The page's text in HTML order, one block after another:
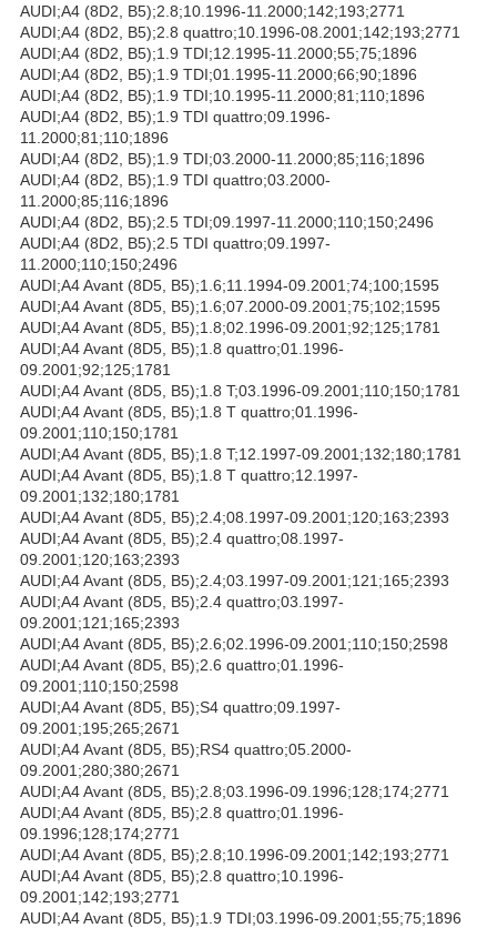
AUDI;A4 (8D2, B5);2.8;10.1996-11.2000;142;193;2771
AUDI;A4 (8D2, B5);2.8 quattro;10.1996-08.2001;142;193;2771
AUDI;A4 (8D2, B5);1.9 TDI;12.1995-11.2000;55;75;1896
AUDI;A4 (8D2, B5);1.9 TDI;01.1995-11.2000;66;90;1896
AUDI;A4 (8D2, B5);1.9 TDI;10.1995-11.2000;81;110;1896
AUDI;A4 (8D2, B5);1.9 TDI quattro;09.1996-
11.2000;81;110;1896
AUDI;A4 (8D2, B5);1.9 TDI;03.2000-11.2000;85;116;1896
AUDI;A4 (8D2, B5);1.9 TDI quattro;03.2000-
11.2000;85;116;1896
AUDI;A4 (8D2, B5);2.5 TDI;09.1997-11.2000;110;150;2496
AUDI;A4 (8D2, B5);2.5 TDI quattro;09.1997-
11.2000;110;150;2496
AUDI;A4 Avant (8D5, B5);1.6;11.1994-09.2001;74;100;1595
AUDI;A4 Avant (8D5, B5);1.6;07.2000-09.2001;75;102;1595
AUDI;A4 Avant (8D5, B5);1.8;02.1996-09.2001;92;125;1781
AUDI;A4 Avant (8D5, B5);1.8 quattro;01.1996-
09.2001;92;125;1781
AUDI;A4 Avant (8D5, B5);1.8 T;03.1996-09.2001;110;150;1781
AUDI;A4 Avant (8D5, B5);1.8 T quattro;01.1996-
09.2001;110;150;1781
AUDI;A4 Avant (8D5, B5);1.8 T;12.1997-09.2001;132;180;1781
AUDI;A4 Avant (8D5, B5);1.8 T quattro;12.1997-
09.2001;132;180;1781
AUDI;A4 Avant (8D5, B5);2.4;08.1997-09.2001;120;163;2393
AUDI;A4 Avant (8D5, B5);2.4 quattro;08.1997-
09.2001;120;163;2393
AUDI;A4 Avant (8D5, B5);2.4;03.1997-09.2001;121;165;2393
AUDI;A4 Avant (8D5, B5);2.4 quattro;03.1997-
09.2001;121;165;2393
AUDI;A4 Avant (8D5, B5);2.6;02.1996-09.2001;110;150;2598
AUDI;A4 Avant (8D5, B5);2.6 quattro;01.1996-
09.2001;110;150;2598
AUDI;A4 Avant (8D5, B5);S4 quattro;09.1997-
09.2001;195;265;2671
AUDI;A4 Avant (8D5, B5);RS4 quattro;05.2000-
09.2001;280;380;2671
AUDI;A4 Avant (8D5, B5);2.8;03.1996-09.1996;128;174;2771
AUDI;A4 Avant (8D5, B5);2.8 quattro;01.1996-
09.1996;128;174;2771
AUDI;A4 Avant (8D5, B5);2.8;10.1996-09.2001;142;193;2771
AUDI;A4 Avant (8D5, B5);2.8 quattro;10.1996-
09.2001;142;193;2771
AUDI;A4 Avant (8D5, B5);1.9 TDI;03.1996-09.2001;55;75;1896